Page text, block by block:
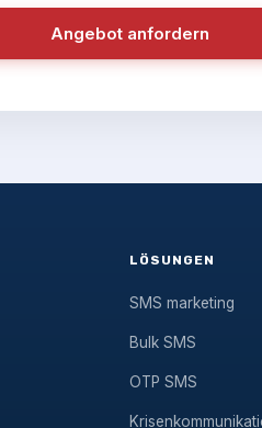
Angebot anfordern
LÖSUNGEN
SMS marketing
Bulk SMS
OTP SMS